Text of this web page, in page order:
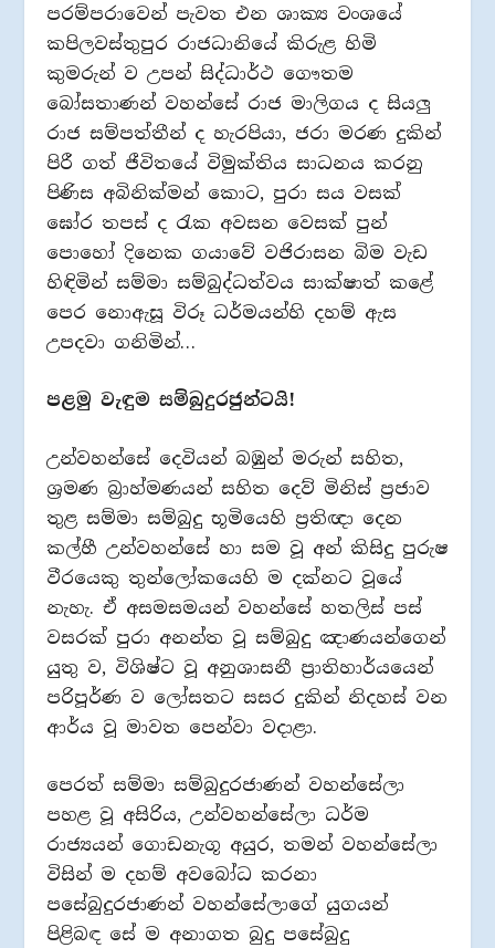
පරම්පරාවෙන් පැවත එන ශාක්‍ය වංශයේ
කපිලවස්තුපුර රාජධානියේ කිරුළ හිමි
කුමරුන් ව උපන් සිද්ධාර්ථ ගෞතම
බෝසතාණන් වහන්සේ රාජ මාලිගය ද සියලු
රාජ සම්පත්තීන් ද හැරපියා, ජරා මරණ දුකින්
පිරී ගත් ජීවිතයේ විමුක්තිය සාධනය කරනු
පිණිස අබිනික්මන් කොට, පුරා සය වසක්
ඝෝර තපස් ද රැක අවසන වෙසක් පුන්
පොහෝ දිනෙක ගයාවේ වජිරාසන බිම වැඩ
හිඳිමින් සම්මා සම්බුද්ධත්වය සාක්ෂාත් කළේ
පෙර නොඇසූ විරූ ධර්මයන්හි දහම් ඇස
උපදවා ගනිමින්…
පළමු වැඳුම සම්බුදුරජුන්ටයි!
උන්වහන්සේ දෙවියන් බඹුන් මරුන් සහිත,
ශ්‍රමණ බ්‍රාහ්මණයන් සහිත දෙව් මිනිස් ප්‍රජාව
තුළ සම්මා සම්බුදු භූමියෙහි ප්‍රතිඥා දෙන
කල්හී උන්වහන්සේ හා සම වූ අන් කිසිදු පුරුෂ
වීරයෙකු තුන්ලෝකයෙහි ම දක්නට වූයේ
නැහැ. ඒ අසමසමයන් වහන්සේ හතලිස් පස්
වසරක් පුරා අනන්ත වූ සම්බුදු ඤාණයන්ගෙන්
යුතු ව, විශිෂ්ට වූ අනුශාසනී ප්‍රාතිහාර්යයෙන්
පරිපූර්ණ ව ලෝසතට සසර දුකින් නිදහස් වන
ආර්ය වූ මාවත පෙන්වා වදාළා.
පෙරත් සම්මා සම්බුදුරජාණන් වහන්සේලා
පහළ වූ අසිරිය, උන්වහන්සේලා ධර්ම
රාජ්‍යයන් ගොඩනැගූ අයුර, තමන් වහන්සේලා
විසින් ම දහම් අවබෝධ කරනා
පසේබුදුරජාණන් වහන්සේලාගේ යුගයන්
පිළිබඳ සේ ම අනාගත බුදු පසේබුදු